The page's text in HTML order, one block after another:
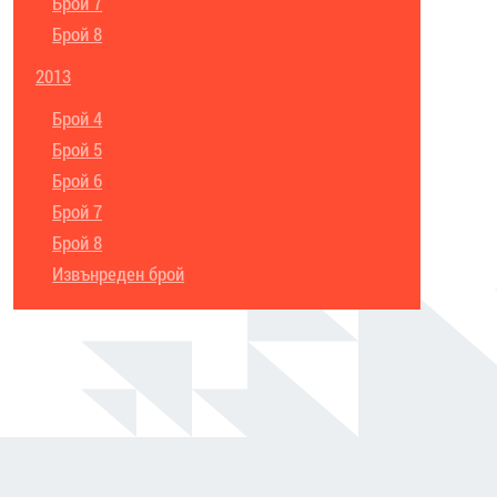
Брой 8
2013
Брой 4
Брой 5
Брой 6
Брой 7
Брой 8
Извънреден брой